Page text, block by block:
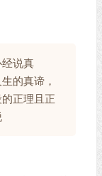
经说真
的真谛，
正理且正